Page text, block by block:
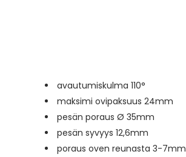
avautumiskulma 110°
maksimi ovipaksuus 24mm
pesän poraus Ø 35mm
pesän syvyys 12,6mm
poraus oven reunasta 3-7mm